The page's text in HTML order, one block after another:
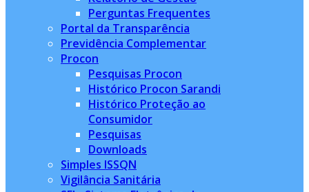
Perguntas Frequentes
Portal da Transparência
Previdência Complementar
Procon
Pesquisas Procon
Histórico Procon Sarandi
Histórico Proteção ao
Consumidor
Pesquisas
Downloads
Simples ISSQN
Vigilância Sanitária